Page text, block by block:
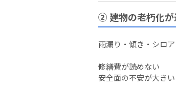
② 建物の老朽化が
雨漏り・傾き・シロア
修繕費が読めない
安全面の不安が大きい